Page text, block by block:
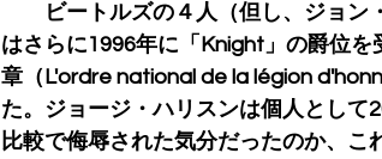
ビートルズの４人（但し、ジョン
はさらに1996年に「Knight」の爵位
章（L'ordre national de la légion
た。ジョージ・ハリスンは個人として
比較で侮辱された気分だったのか、こ